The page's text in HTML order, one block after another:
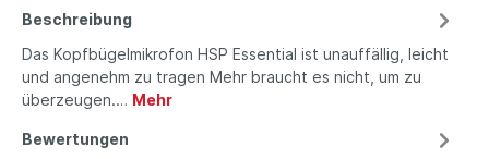
Beschreibung
Das Kopfbügelmikrofon HSP Essential ist unauffällig, leicht
und angenehm zu tragen Mehr braucht es nicht, um zu
überzeugen.… Mehr
Bewertungen